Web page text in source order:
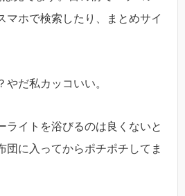
マホで検索したり、まとめサイ
やだ私カッコいい。
ライトを浴びるのは良くないと
団に入ってからポチポチしてま